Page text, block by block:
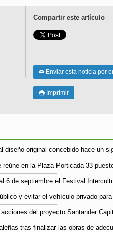
Compartir este artículo
✉ Enviar esta noticia por
 Imprimir
diseño original concebido hace un
en la Plaza Porticada 33
6 de septiembre el Festival
y evitar el vehículo privado
del proyecto Santander
tras finalizar las obras de